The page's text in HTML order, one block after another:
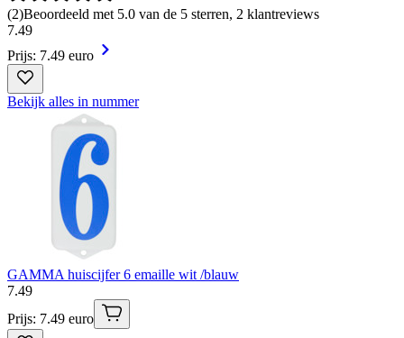
(2)Beoordeeld met 5.0 van de 5 sterren, 2 klantreviews
7.49
Prijs: 7.49 euro
Bekijk alles in nummer
GAMMA huiscijfer 6 emaille wit /blauw
7.49
Prijs: 7.49 euro